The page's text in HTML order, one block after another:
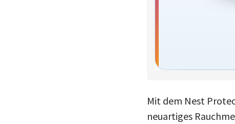
Mit dem Nest
neuartiges